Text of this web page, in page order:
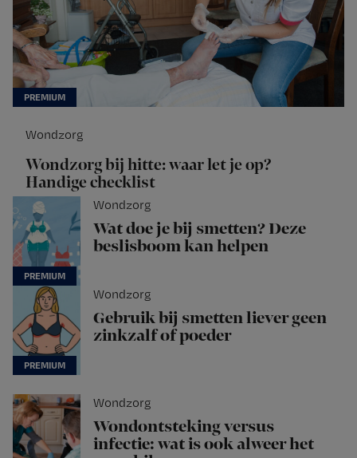
Wondzorg
Wondzorg bij hitte: waar let je op?
Handige checklist
Wondzorg
Wat doe je bij smetten? Deze
beslisboom kan helpen
Wondzorg
Gebruik bij smetten liever geen
zinkzalf of poeder
Wondzorg
Wondontsteking versus
infectie: wat is ook alweer het